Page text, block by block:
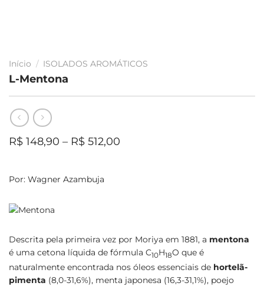
Início / ISOLADOS AROMÁTICOS
L-Mentona
R$ 148,90 – R$ 512,00
Por: Wagner Azambuja
Descrita pela primeira vez por Moriya em 1881, a mentona
é uma cetona líquida de fórmula C10H18O que é
naturalmente encontrada nos óleos essenciais de hortelã-
pimenta (8,0-31,6%), menta japonesa (16,3-31,1%), poejo